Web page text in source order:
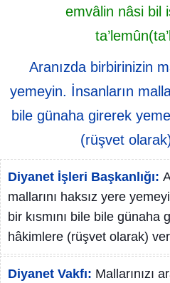
emvâlin nâsi bil
Aranızda birbirinizin
yemeyin. İnsanların
bile günaha girerek
(rüşvet
Diyanet İşleri Başkanlığı:
mallarını haksız yere
bir kısmını bile bile günaha
hâkimlere (rüşvet olarak)
Diyanet Vakfı: Mallarınızı